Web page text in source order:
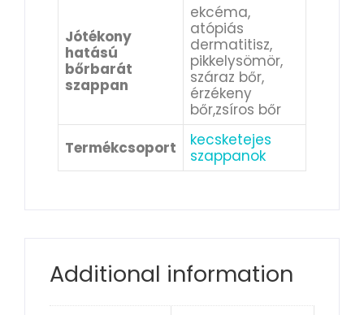
Jótékony
hatású
bőrbarát
szappan
ekcéma,
atópiás
dermatitisz,
pikkelysömör,
száraz bőr,
érzékeny
bőr,zsíros bőr
Termékcsoport
kecsketejes
szappanok
Additional information